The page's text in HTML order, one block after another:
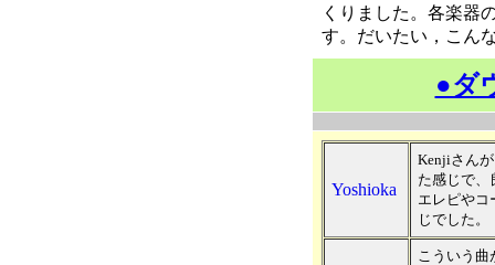
くりました。各楽器
す。だいたい，こん
●ダ
Yoshioka
Kenjiさん
た感じで、
エレピやコ
じでした。
こういう曲